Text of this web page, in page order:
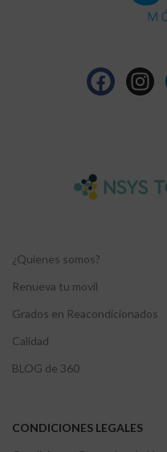
¿Quienes somos?
Renueva tu movil
Grados en Reacondicionados
Calidad
BLOG de 360
CONDICIONES LEGALES